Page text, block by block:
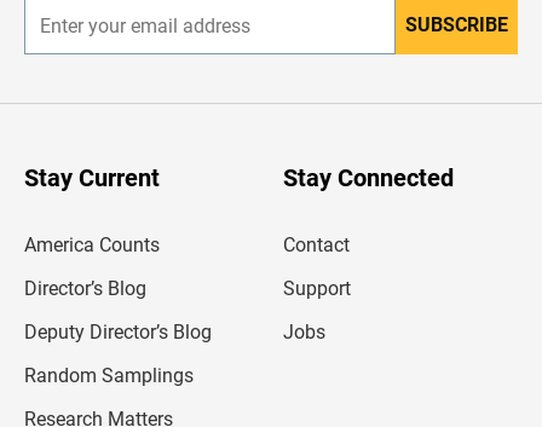
n
r
SUBSCRIBE
Stay Current
America Counts
Director’s Blog
Deputy Director’s Blog
Random Samplings
Research Matters
Stay Connected
Contact
Support
Jobs